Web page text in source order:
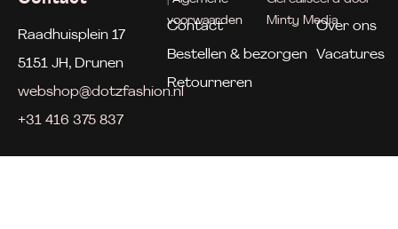
Raadhuisplein 17
5151 JH, Drunen
webshop@dotzfashion.nl
+31 416 375 837
Contact
Bestellen & bezorgen
Retourneren
Over ons
Vacatures
voorwaarden
Minty Media